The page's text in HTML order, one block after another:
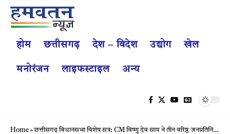
होम छत्तीसगढ़ देश – विदेश उद्योग खेल
मनोरंजन लाइफस्टाइल अन्य
Home»छत्तीसगढ़ विधानसभा विशेष सत्र: CM विष्णु देव साय ने तीन वरिष्ठ जनप्रतिनिधियों को दी श्रद्धांजलि